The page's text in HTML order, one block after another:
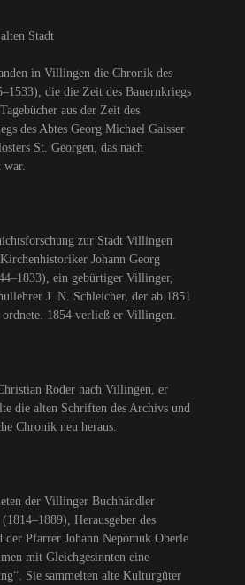
Stadt
in Villingen die Chronik des
die die Zeit des Bauernkriegs
aus der Zeit des
des Abtes Georg Michael Gaisser
St. Georgen, das nach
zur Stadt Villingen
Johann Georg
ein gebürtiger Villinger,
J. N. Schleicher, der ab 1851
1854 verließ er Villingen.
Roder nach Villingen, er
die alten Schriften des Archivs und
Chronik neu heraus.
der Villinger Buchhändler
Herausgeber des
der Pfarrer Johann Nepomuk Oberle
mit Gleichgesinnten eine
Sie sammelten alte Kulturgüter